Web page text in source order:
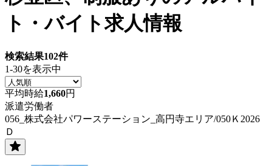
ト・バイト求人情報
検索結果102件
1-30を表示中
平均時給1,660円
派遣労働者
056_株式会社パワーステーション_高円寺エリア/050Ｋ2026
Ｄ